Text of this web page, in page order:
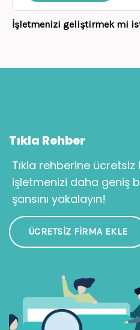
İşletmenizi geliştirmek mi
Tıkla Rehber
Tıkla rehberine ücretsiz
işletmenizi daha geniş
şansını yakalayın!
ÜCRETSIZ FIRMA EKLE